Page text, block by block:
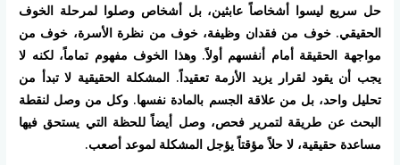
حل سريع ليسوا أشخاصاً عابثين، بل أشخاص وصلوا لمرحلة الخوف
الحقيقي. خوف من فقدان وظيفة، خوف من نظرة الأسرة، خوف من
مواجهة الحقيقة أمام أنفسهم أولاً. وهذا الخوف مفهوم تماماً، لكنه لا
يجب أن يقود لقرار يزيد الأزمة تعقيداً. المشكلة الحقيقية لا تبدأ من
تحليل واحد، بل من علاقة الجسم بالمادة نفسها. وكل من وصل لنقطة
البحث عن طريقة لتمرير فحص، وصل أيضاً للحظة التي يستحق فيها
مساعدة حقيقية، لا حلاً مؤقتاً يؤجل المشكلة لموعد أصعب.